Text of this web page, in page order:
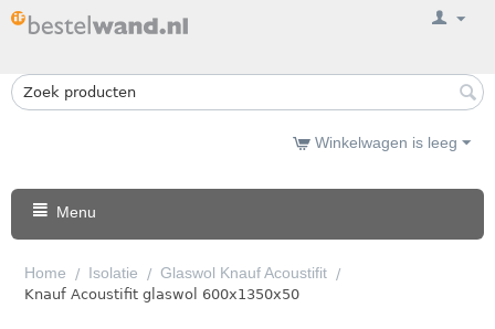
Winkelwagen is leeg
Menu
Home / Isolatie / Glaswol Knauf Acoustifit /
Knauf Acoustifit glaswol 600x1350x50